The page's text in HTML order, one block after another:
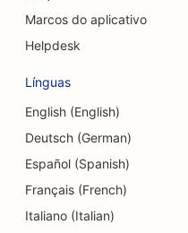
SEO para
SEO para lojas de
SEO para estúdios de
SEO para serviços de
SEO para clínicas
Marcos do aplicativo
Helpdesk
Línguas
English (English)
Deutsch (German)
Español (Spanish)
Français (French)
Italiano (Italian)